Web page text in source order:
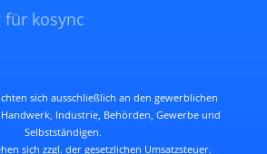
für kosync
sich ausschließlich an den gewerblichen
Industrie, Behörden, Gewerbe und
Selbstständigen.
sich zzgl. der gesetzlichen Umsatzsteuer.